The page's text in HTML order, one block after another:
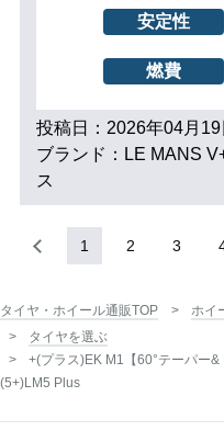
安定性
燃費
投稿日：2026年04月19
ブランド：LE MANS
ス
1 2 3
タイヤ・ホイール通販TOP ホイ
タイヤを選ぶ
+(プラス)EK M1【60°テーパー
(5+)LM5 Plus